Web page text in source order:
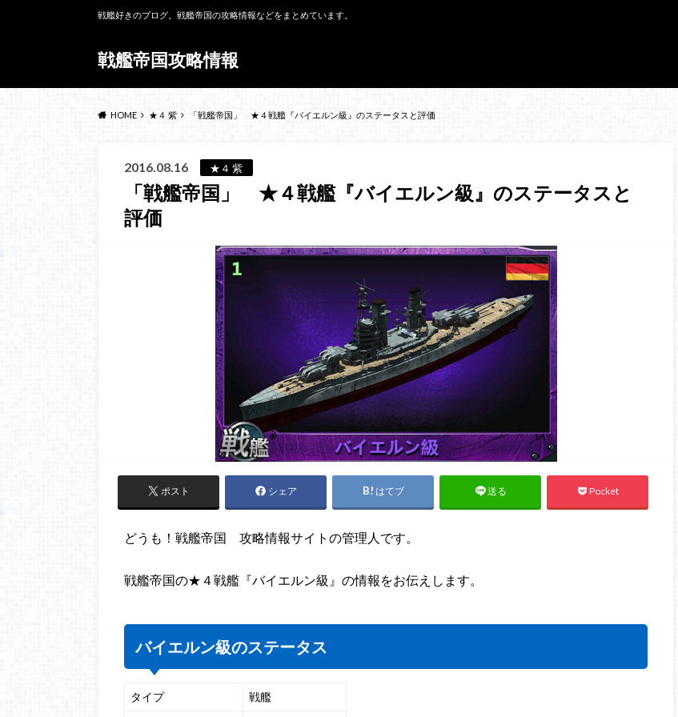
戦艦帝国攻略情報
戦艦好きのブログ。戦艦帝国の攻略情報などをまとめています。
HOME ★４ 紫 「戦艦帝国」 ★４戦艦『バイエルン級』のステータスと評価
2016.08.16 ★４ 紫
「戦艦帝国」 ★４戦艦『バイエルン級』のステータスと
評価
ポスト シェア はてブ 送る Pocket
どうも！戦艦帝国 攻略情報サイトの管理人です。
戦艦帝国の★４戦艦『バイエルン級』の情報をお伝えします。
バイエルン級のステータス
タイプ 戦艦